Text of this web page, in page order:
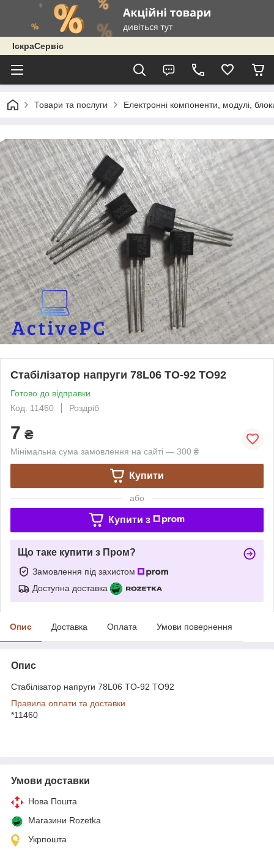
ІскраСервіс
Товари та послуги Електронні компоненти, модулі,
Стабілізатор напруги 78L06 TO-92 TO92
Готово до відправки
Код: 11460
Роздріб
7 ₴
Мінімальна сума замовлення на сайті — 300 ₴
Купити
або
Купити з
Що таке купити з Пром?
Замовлення під захистом
Доступна доставка
Опис Доставка Оплата Умови повернення
Опис
Стабілізатор напруги 78L06 TO-92 TO92
Правила оплати та доставки
*11460
Умови доставки
Нова Пошта
Магазини Rozetka
Укрпошта